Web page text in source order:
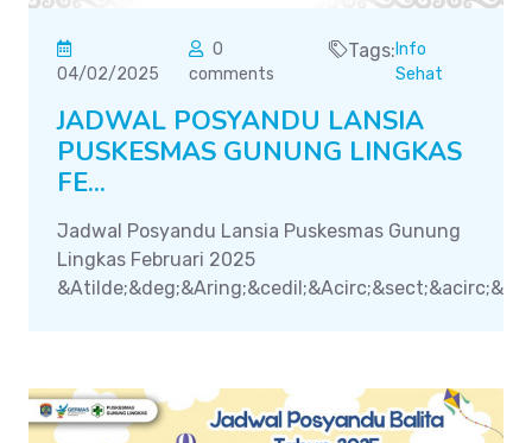
04/02/2025
0
comments
Tags: Info
Sehat
JADWAL POSYANDU LANSIA
PUSKESMAS GUNUNG LINGKAS
FE...
Jadwal Posyandu Lansia Puskesmas Gunung
Lingkas Februari 2025